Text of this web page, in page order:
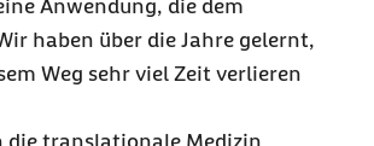
Anwendung, die dem
haben über die Jahre gelernt,
Weg sehr viel Zeit verlieren
die translationale Medizin